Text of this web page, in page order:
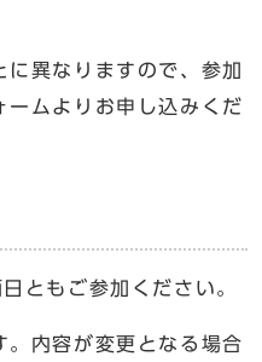
異なりますので、参加
ームよりお申し込みくだ
ともご参加ください。
。内容が変更となる場合